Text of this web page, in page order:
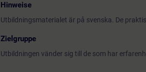
Hinweise
Utbildningsmaterialet är på svenska. De
Zielgruppe
Utbildningen vänder sig till de som har